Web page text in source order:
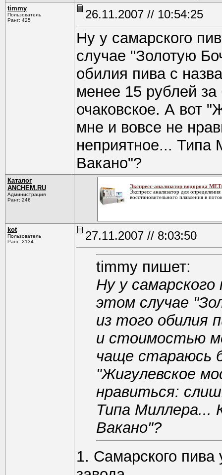
timmy
Пользователь
Ранг: 425
26.11.2007 // 10:54:25
Ну у самарского
случае "Золотую
обилия пива с
менее 15 рублей
очаковское. А вот
мне и вовсе не
неприятное... Типа
Вакано"?
Каталог
ANCHEM.RU
Администрация
Ранг: 246
Экспресс-анализатор водорода
Экспресс анализатор для
восстановительного плавления в
kot
Пользователь
Ранг: 2134
27.11.2007 // 8:03:50
timmy пишет:
Ну у самарского
этом случае
из того обилия
и стоимостью
чаще стараюсь
"Жигулевское
нравиться:
Типа Миллера...
Вакано"?
1. Самарского пива